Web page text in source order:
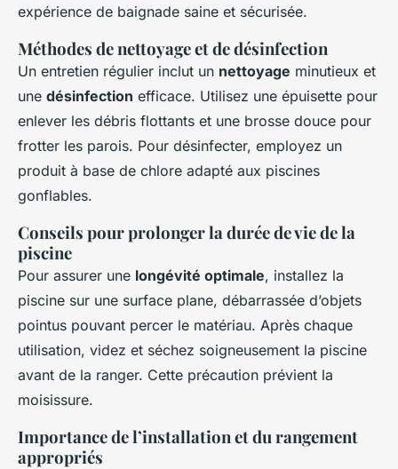
expérience de baignade saine et sécurisée.
Méthodes de nettoyage et de désinfection
Un entretien régulier inclut un nettoyage minutieux et
une désinfection efficace. Utilisez une épuisette pour
enlever les débris flottants et une brosse douce pour
frotter les parois. Pour désinfecter, employez un
produit à base de chlore adapté aux piscines
gonflables.
Conseils pour prolonger la durée de vie de la
piscine
Pour assurer une longévité optimale, installez la
piscine sur une surface plane, débarrassée d’objets
pointus pouvant percer le matériau. Après chaque
utilisation, videz et séchez soigneusement la piscine
avant de la ranger. Cette précaution prévient la
moisissure.
Importance de l’installation et du rangement
appropriés